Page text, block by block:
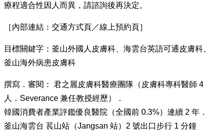
療程適合性因人而異，請諮詢後再決定。
［內部連結：交通方式頁／線上預約頁］
目標關鍵字：釜山外國人皮膚科、海雲台英語可通皮膚科、
釜山海外病患皮膚科
撰寫．審閱： 君之麗皮膚科醫療團隊（皮膚科專科醫師 4
人．Severance 兼任教授經歷）．
韓國消費者產業評鑑優良醫院（全國前 0.3%）連續 2 年．
釜山海雲台 萇山站（Jangsan 站）2 號出口步行 1 分鐘